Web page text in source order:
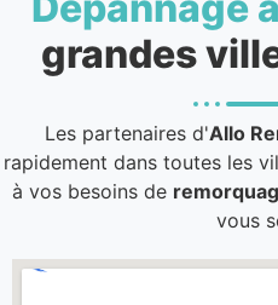
grandes
Les partenaires d'Allo
rapidement dans toutes les
à vos besoins de
vous